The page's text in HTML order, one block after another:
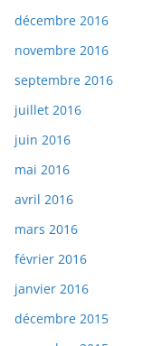
décembre 2016
novembre 2016
septembre 2016
juillet 2016
juin 2016
mai 2016
avril 2016
mars 2016
février 2016
janvier 2016
décembre 2015